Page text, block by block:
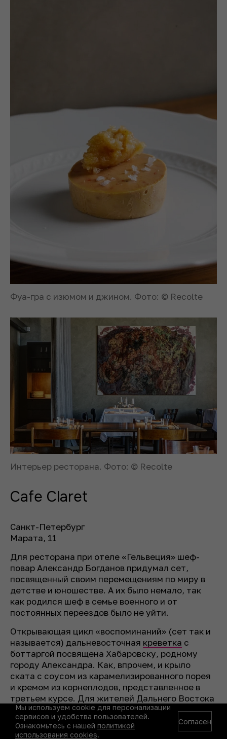
Фуа-гра с изюмом и джином. Фото: © Recolte
Интерьер ресторана. Фото: © Recolte
Cafe Claret
Санкт-Петербург
Марата, 11
Для ресторана при отеле «Гельвеция» шеф-
повар Александр Богданов придумал сет,
посвященный своим перемещениям по миру в
детстве и юношестве. А их было немало, так
как родился шеф в семье военного и от
постоянных переездов было не уйти.
Открывающая цикл «воспоминаний» (сет так и
называется) дальневосточная креветка с
боттаргой посвящена Хабаровску, родному
городу Александра. Как, впрочем, и крыло
ската с соусом из карамелизированного порея
и кремом из корнеплодов, представленное в
третьем курсе. Для жителей Дальнего Востока
в скате нет ничего необычного: его там едят
примерно как в Сибири хариуса.
Мы используем cookie для персонализации
сервисов и удобства пользователей.
Ознакомьтесь с нашей политикой
использования cookies.
Согласен